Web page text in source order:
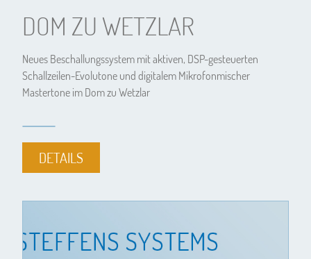
DOM ZU WETZLAR
Neues Beschallungssystem mit aktiven, DSP-gesteuerten
Schallzeilen-Evolutone und digitalem Mikrofonmischer
Mastertone im Dom zu Wetzlar
DETAILS